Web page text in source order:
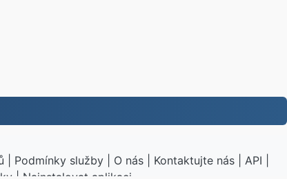
Podmínky služby O nás Kontaktujte nás API